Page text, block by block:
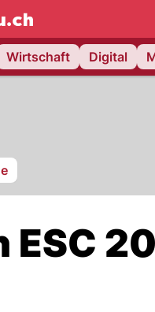
NAU.ch
Wirtschaft Digital
ESC